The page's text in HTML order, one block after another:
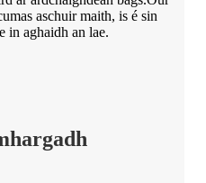
aschuir maith, is é sin
in aghaidh an lae.